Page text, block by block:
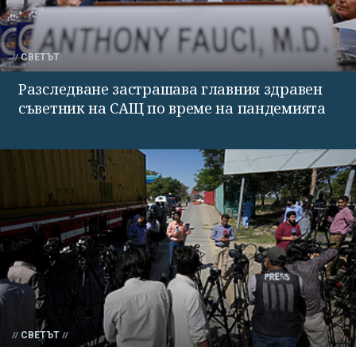
СВЕТЪТ
Разследване застрашава главния здравен
съветник на САЩ по време на пандемията
СВЕТЪТ